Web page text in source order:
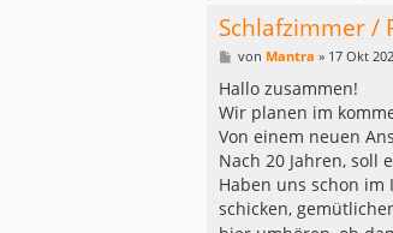
Schlafzimmer /
B
i
r
a
g
von Mantra » 17 Okt
Hallo zusammen!
Wir planen im
Von einem neuen
Nach 20 Jahren, soll
Haben uns schon
schicken,